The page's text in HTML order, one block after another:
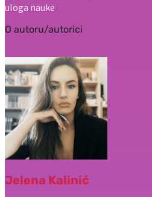
uloga nauke
O autoru/autorici
Jelena Kalinić